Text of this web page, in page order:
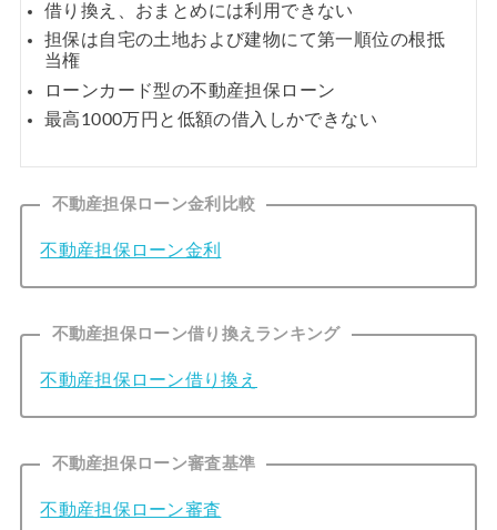
借り換え、おまとめには利用できない
担保は自宅の土地および建物にて第一順位の根抵
当権
ローンカード型の不動産担保ローン
最高1000万円と低額の借入しかできない
不動産担保ローン金利比較
不動産担保ローン金利
不動産担保ローン借り換えランキング
不動産担保ローン借り換え
不動産担保ローン審査基準
不動産担保ローン審査